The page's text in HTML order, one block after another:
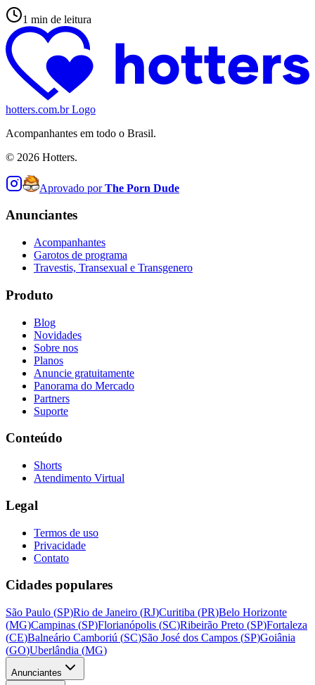
1 min de leitura
hotters.com.br Logo
Acompanhantes em todo o Brasil.
© 2026 Hotters.
Aprovado por The Porn Dude
Anunciantes
Acompanhantes
Garotos de programa
Travestis, Transexual e Transgenero
Produto
Blog
Novidades
Sobre nos
Planos
Anuncie gratuitamente
Panorama do Mercado
Partners
Suporte
Conteúdo
Shorts
Atendimento Virtual
Legal
Termos de uso
Privacidade
Contato
Cidades populares
São Paulo (SP)Rio de Janeiro (RJ)Curitiba (PR)Belo Horizonte
(MG)Campinas (SP)Florianópolis (SC)Ribeirão Preto (SP)Fortaleza
(CE)Balneário Camboriú (SC)São José dos Campos (SP)Goiânia
(GO)Uberlândia (MG)
Anunciantes